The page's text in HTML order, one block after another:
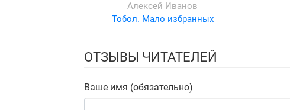
Алексей Иванов
Тобол. Мало избранных
ОТЗЫВЫ ЧИТАТЕЛЕЙ
Ваше имя (обязательно)